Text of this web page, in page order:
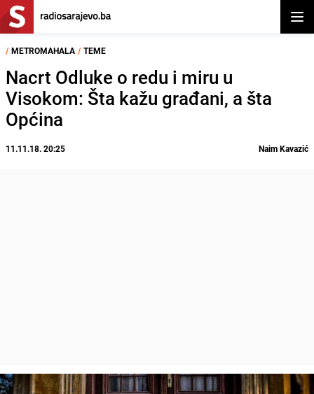
/ METROMAHALA / TEME
Nacrt Odluke o redu i miru u
Visokom: Šta kažu građani, a šta
Općina
11.11.18. 20:25 Naim Kavazić